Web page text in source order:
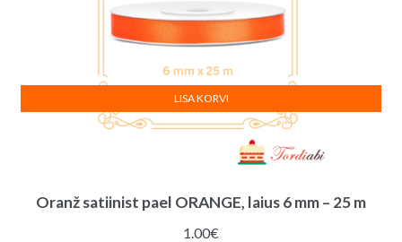
Oranž satiinist pael ORANGE, laius 6 mm – 25 m
1.00€
LISA KORVI